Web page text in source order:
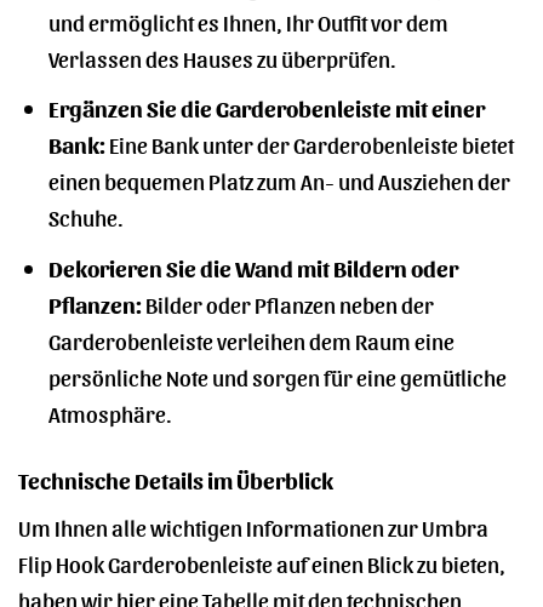
und ermöglicht es Ihnen, Ihr Outfit vor dem
Verlassen des Hauses zu überprüfen.
Ergänzen Sie die Garderobenleiste mit einer
Bank:Eine Bank unter der Garderobenleiste bietet
einen bequemen Platz zum An- und Ausziehen der
Schuhe.
Dekorieren Sie die Wand mit Bildern oder
Pflanzen:Bilder oder Pflanzen neben der
Garderobenleiste verleihen dem Raum eine
persönliche Note und sorgen für eine gemütliche
Atmosphäre.
Technische Details im Überblick
Um Ihnen alle wichtigen Informationen zur Umbra
Flip Hook Garderobenleiste auf einen Blick zu bieten,
haben wir hier eine Tabelle mit den technischen